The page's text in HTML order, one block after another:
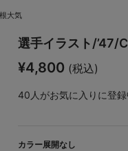
大気
選手イラスト/’47/
¥4,800 (税込)
40 人がお気に入りに登録
カラー展開なし